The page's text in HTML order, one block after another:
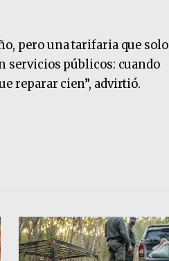
pero una tarifaria que solo
servicios públicos: cuando
reparar cien”, advirtió.